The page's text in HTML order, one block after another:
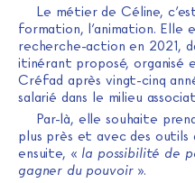
Le métier de Céline,
formation, l’animation. Elle
recherche-action en 2021,
itinérant proposé, organisé
Créfad après vingt-cinq
salarié dans le milieu
Par-là, elle souhaite
plus près et avec des
ensuite, « la possibilité de
gagner du pouvoir».